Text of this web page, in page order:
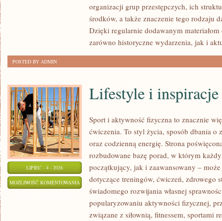
organizacji grup przestępczych, ich
środków, a także znaczenie tego rodzaju
Dzięki regularnie dodawanym
zarówno historyczne wydarzenia, jak i
POSTED BY ADMIN
LIPIEC - 4 - 2026
MOŻLIWOŚĆ KOMENTOWANIA LIFESTYLE
INSPIRACJE
Lifestyle i inspiracje
Sport i aktywność fizyczna to znacznie
ćwiczenia. To styl życia, sposób dbania o
oraz codzienną energię. Strona
rozbudowane bazę porad, w którym
początkujący, jak i zaawansowany –
dotyczące treningów, ćwiczeń, zdrowego
świadomego rozwijania własnej
popularyzowaniu aktywności fizycznej,
związane z siłownią, fitnessem, sportami